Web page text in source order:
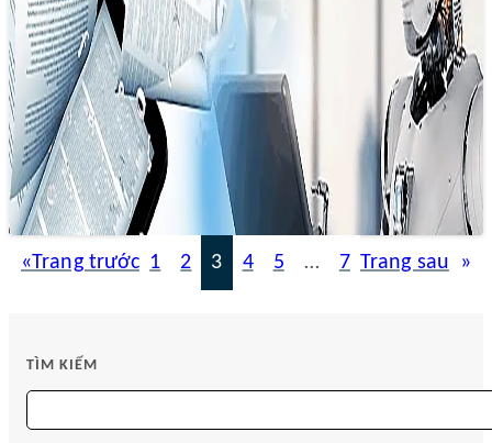
Báo chí thời chuyển đổi số: Cuộc chơi
mới, luật chơi mới
08/12/2024 20:55
Có vẻ như làm báo không còn chỉ là chuyện săn tin hay
phỏng vấn nhân vật nữa, mà là cả một cuộc…
«Trang trước 1 2 3 4 5 … 7 Trang sau »
TÌM KIẾM
S
e